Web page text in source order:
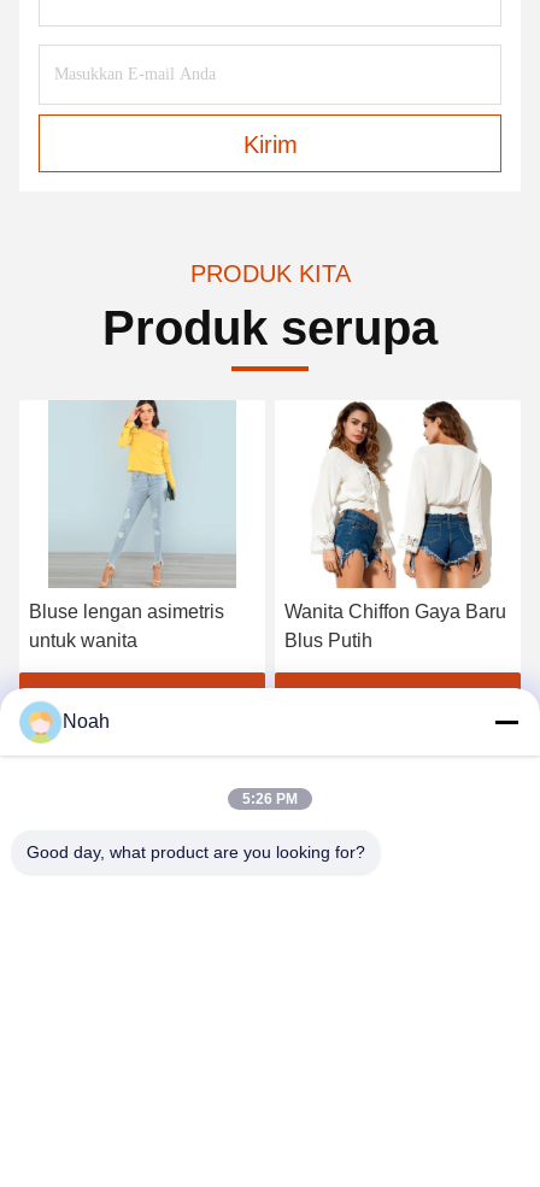
Kirim
PRODUK KITA
Produk serupa
Bluse lengan asimetris
untuk wanita
Dapatkan Harga Terbaik
Wanita Chiffon Gaya Baru
Blus Putih
Noah
5:26 PM
Good day, what product are you looking for?